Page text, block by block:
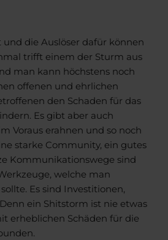
die Auslöser dafür können
trifft einem der Sturm aus
man kann höchstens noch
offenen und ehrlichen
den Schaden für das
Es gibt aber auch
Voraus erahnen und so noch
starke Community, ein gutes
Kommunikationswege sind
welche man
Es sind Investitionen,
ein Shitstorm ist nie etwas
erheblichen Schäden für die